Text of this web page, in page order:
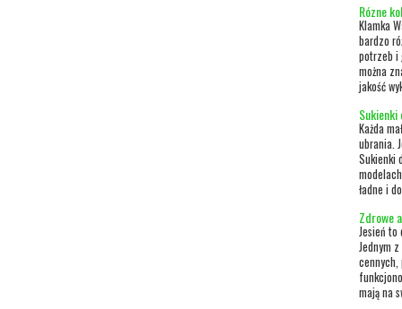
Rózne
Klamka
bardzo
potrzeb i
można
jakość
Każda
ubrania.
Sukienki
ładne i
Zdrowe
Jesień to
Jednym
cennych,
mają na